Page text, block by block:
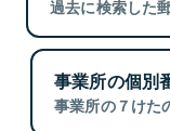
過去に検索した
事業所の個別
事業所の７けた